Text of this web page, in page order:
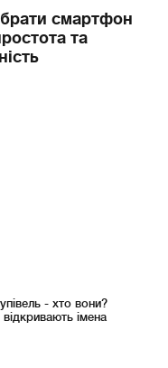
смартфон
та
- хто вони?
імена